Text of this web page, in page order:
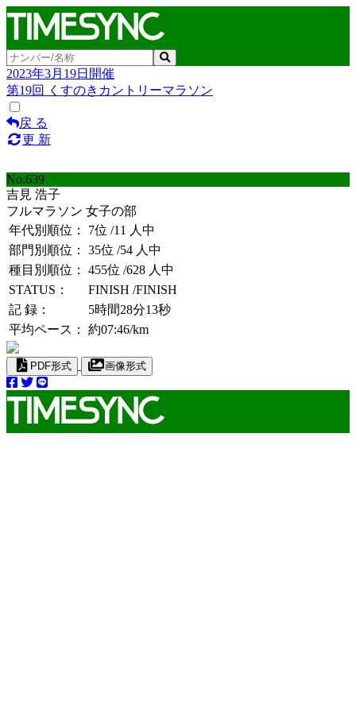
2023年3月19日開催
第19回 くすのきカントリーマラソン
戻 る
更 新
No.639
吉見 浩子
フルマラソン 女子の部
年代別順位：
7位 /11 人中
部門別順位：
35位 /54 人中
種目別順位：
455位 /628 人中
STATUS：
FINISH /FINISH
記 録：
5時間28分13秒
平均ペース：
約07:46/km
PDF形式 画像形式